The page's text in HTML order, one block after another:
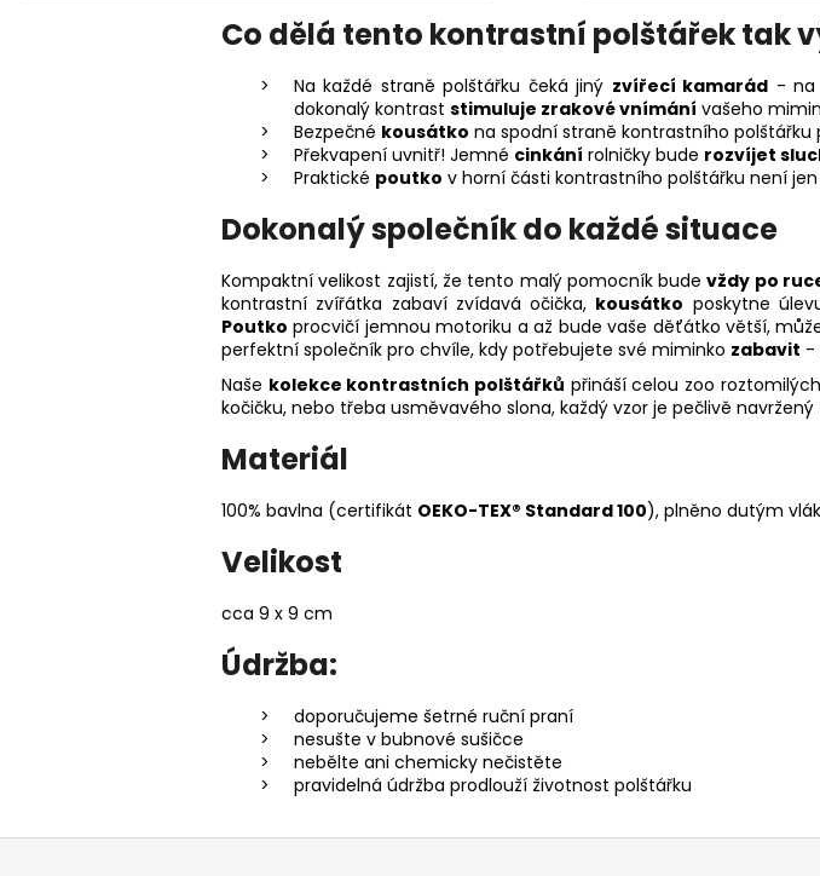
Co dělá tento kontrastní polštářek tak
Na každé straně polštářku čeká jiný zvířecí kamarád - na
dokonalý kontrast stimuluje zrakové vnímání vašeho
Bezpečné kousátko na spodní straně kontrastního polštářku
Překvapení uvnitř! Jemné cinkání rolničky bude rozvíjet
Praktické poutko v horní části kontrastního polštářku není
Dokonalý společník do každé situace
Kompaktní velikost zajistí, že tento malý pomocník budevždy po
kontrastní zvířátka zabaví zvídavá očička, kousátko poskytne
Poutko procvičí jemnou motoriku a až bude vaše děťátko větší,
perfektní společník pro chvíle, kdy potřebujete své miminko zabavit -
Naše kolekce kontrastních polštářků přináší celou zoo
kočičku, nebo třeba usměvavého slona, každý vzor je pečlivě
Materiál
100% bavlna (certifikát OEKO-TEX® Standard 100), plněno dutým
Velikost
cca 9 x 9 cm
Údržba:
doporučujeme šetrné ruční praní
nesušte v bubnové sušičce
nebělte ani chemicky nečistěte
pravidelná údržba prodlouží životnost polštářku
Z